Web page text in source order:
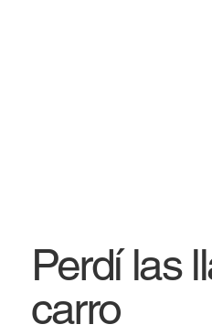
Perdí las
carro